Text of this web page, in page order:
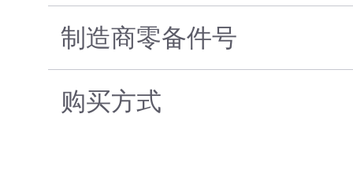
制造商零备件号
购买方式